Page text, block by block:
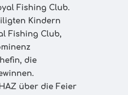
Fishing Club.
Kindern
Fishing Club,
die
über die Feier